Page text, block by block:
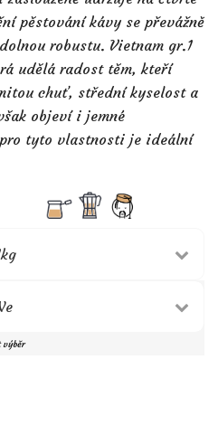
pěstování kávy se převážně
robustu. Vietnam gr.1
udělá radost těm, kteří
chuť, střední kyselost a
objeví i jemné
tyto vlastnosti je ideální
výběr